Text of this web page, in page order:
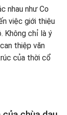
nhau như Co
việc giới thiệu
Không chỉ là ý
thiệp văn
của thời cổ